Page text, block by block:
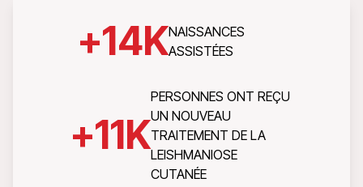
+14KNAISSANCES
ASSISTÉES
+11K
PERSONNES ONT REÇU
UN NOUVEAU
TRAITEMENT DE LA
LEISHMANIOSE
CUTANÉE